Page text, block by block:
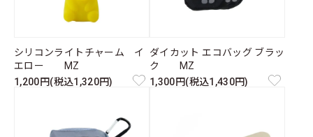
シリコンライトチャーム イ
エロー MZ
1,200円(税込1,320円)
ダイカット エコバッグ ブラッ
ク MZ
1,300円(税込1,430円)